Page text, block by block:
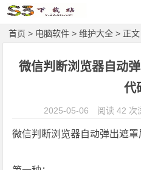
首页 > 电脑软件 >维护大全 > 正文
微信判断浏览器自动
代
2025-05-06 阅读 42 次
微信判断浏览器自动弹出遮